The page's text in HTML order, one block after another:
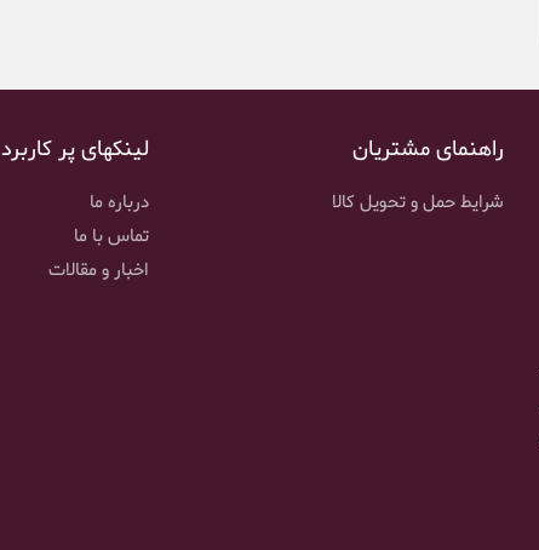
راهنمای مشتریان
شرایط حمل و تحویل کالا
لینکهای پر کاربرد
درباره ما
تماس با ما
اخبار و مقالات